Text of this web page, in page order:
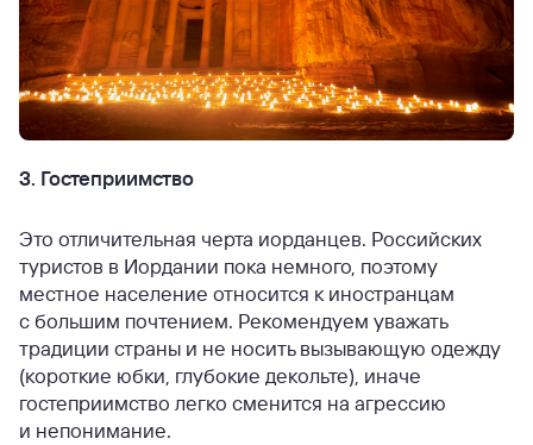
3. Гостеприимство
Это отличительная черта иорданцев. Российских
туристов в Иордании пока немного, поэтому
местное население относится к иностранцам
с большим почтением. Рекомендуем уважать
традиции страны и не носить вызывающую одежду
(короткие юбки, глубокие декольте), иначе
гостеприимство легко сменится на агрессию
и непонимание.